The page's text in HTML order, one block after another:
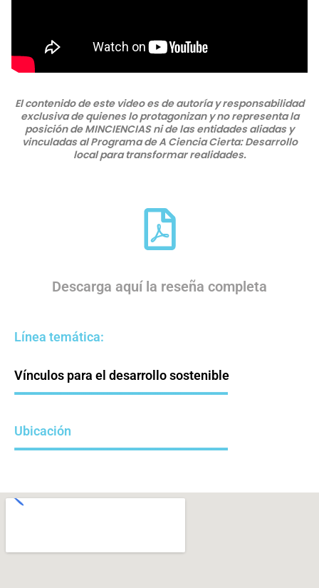
El contenido de este video es de autoría y responsabilidad
exclusiva de quienes lo protagonizan y no representa la
posición de MINCIENCIAS ni de las entidades aliadas y
vinculadas al Programa de A Ciencia Cierta: Desarrollo
local para transformar realidades.
Descarga aquí la reseña completa
Línea temática:
Vínculos para el desarrollo sostenible
Ubicación